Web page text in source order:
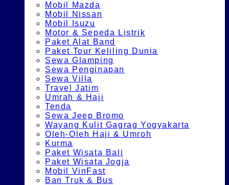
Mobil Mazda
Mobil Nissan
Mobil Isuzu
Motor & Sepeda Listrik
Paket Alat Band
Paket Tour Keliling Dunia
Sewa Glamping
Sewa Penginapan
Sewa Villa
Travel Jatim
Umrah & Haji
Tenda
Sewa Jeep Bromo
Wayang Kulit Gagrag Yogyakarta
Oleh-Oleh Haji & Umroh
Kurma
Paket Wisata Bali
Paket Wisata Jogja
Mobil VinFast
Ban Truk & Bus